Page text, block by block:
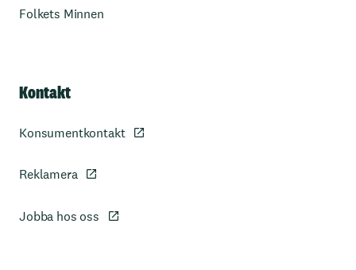
Folkets Minnen
Kontakt
Konsumentkontakt
Reklamera
Jobba hos oss